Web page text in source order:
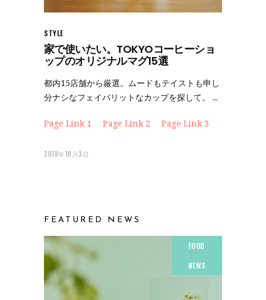
STYLE
家で使いたい。TOKYOコーヒーショ
ップのオリジナルマグ15選
都内15店舗から厳選。ムードもテイストも申し
分ナシなフェイバリットなカップを探して。
Page Link 1 Page Link 2 Page Link 3
2018年10月3日
FEATURED NEWS
FOOD
NEWS